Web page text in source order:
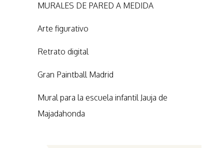
MURALES DE PARED A MEDIDA
Arte figurativo
Retrato digital
Gran Paintball Madrid
Mural para la escuela infantil Jauja de
Majadahonda